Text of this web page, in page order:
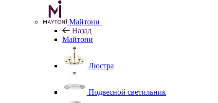
Майтони
Назад
Майтони
Люстра
Подвесной светильник